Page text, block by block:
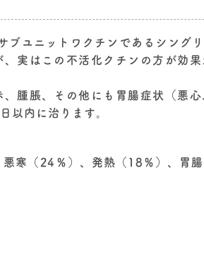
ブユニットワクチンであるシング
実はこの不活化クチンの方が効
腫脹、その他にも胃腸症状（悪
以内に治ります。
寒（24％）、発熱（18％）、胃